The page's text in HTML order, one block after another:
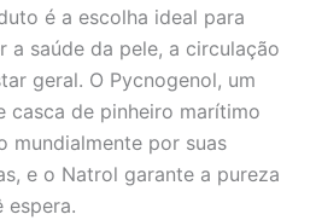
é a escolha ideal para
a saúde da pele, a circulação
geral. O Pycnogenol, um
casca de pinheiro marítimo
mundialmente por suas
e o Natrol garante a pureza
espera.